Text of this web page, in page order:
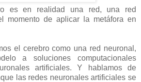
es en realidad una red, una red
momento de aplicar la metáfora en
el cerebro como una red neuronal,
a soluciones computacionales
artificiales. Y hablamos de
las redes neuronales artificiales se